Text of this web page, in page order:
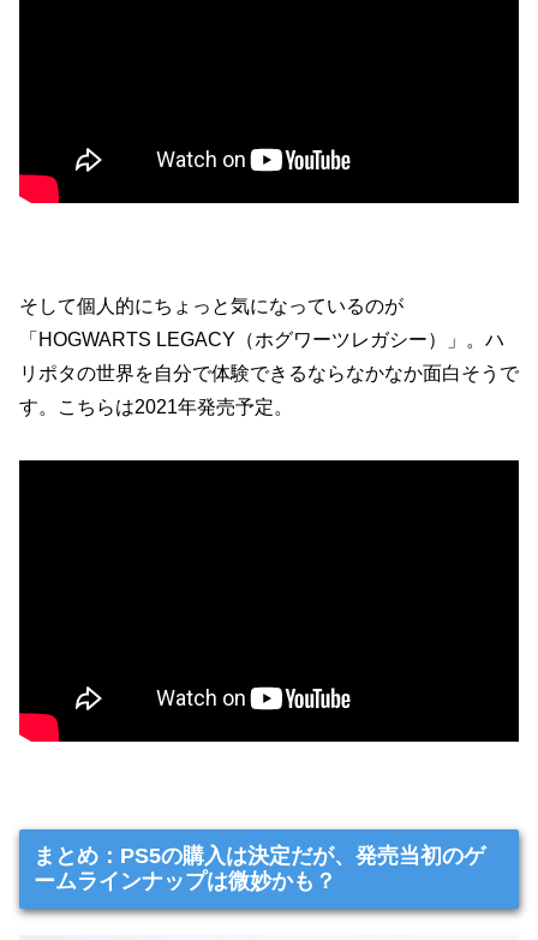
そして個人的にちょっと気になっているのが
「HOGWARTS LEGACY（ホグワーツレガシー）」。ハ
リポタの世界を自分で体験できるならなかなか面白そうで
す。こちらは2021年発売予定。
まとめ：PS5の購入は決定だが、発売当初のゲ
ームラインナップは微妙かも？